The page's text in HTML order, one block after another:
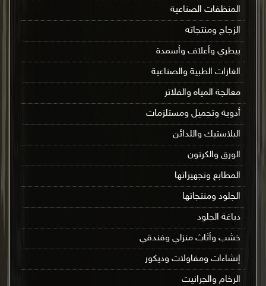
المنظفات الصناعية
الزجاج ومنتجاته
بيطري وأعلاف وأسمدة
الغازات الطبية والصناعية
معالجة المياه والفلاتر
أدوية وتجميل ومستلزمات
البلاستيك واللدائن
الورق والكرتون
المطابع وتجهيزاتها
الجلود ومنتجاتها
دباغة الجلود
خشب وأثاث منزلي وفندقي
إنشاءات ومقاولات وديكور
الرخام والجرانيت